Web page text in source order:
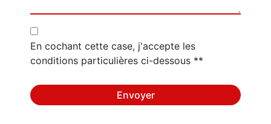
En cochant cette case, j'accepte les
conditions particulières ci-dessous **
Envoyer